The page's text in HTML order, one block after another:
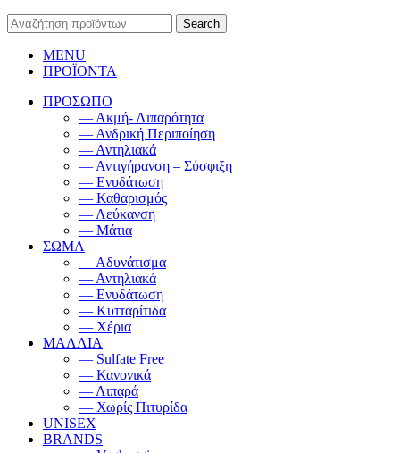
Search
MENU
ΠΡΟΪΟΝΤΑ
ΠΡΟΣΩΠΟ
— Ακμή- Λιπαρότητα
— Ανδρική Περιποίηση
— Αντηλιακά
— Αντιγήρανση – Σύσφιξη
— Ενυδάτωση
— Καθαρισμός
— Λεύκανση
— Μάτια
ΣΩΜΑ
— Αδυνάτισμα
— Αντηλιακά
— Ενυδάτωση
— Κυτταρίτιδα
— Χέρια
ΜΑΛΛΙΑ
— Sulfate Free
— Κανονικά
— Λιπαρά
— Χωρίς Πιτυρίδα
UNISEX
BRANDS